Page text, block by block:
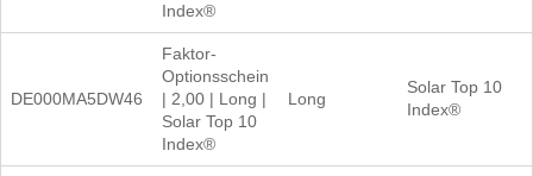
Index®
DE000MA5DW46
Faktor-
Optionsschein
| 2,00 | Long |
Solar Top 10
Index®
Long
Solar Top 10
Index®